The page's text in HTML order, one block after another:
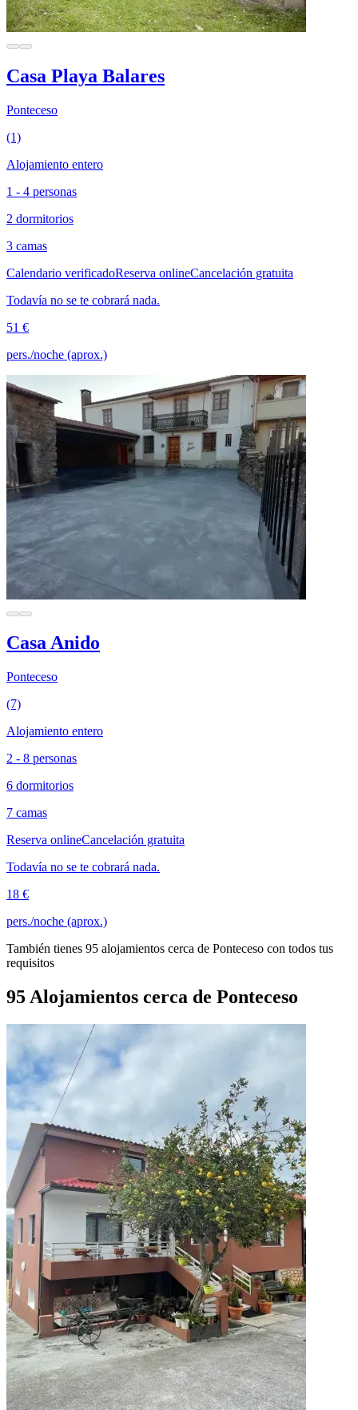
Casa Playa Balares
Ponteceso
(1)
Alojamiento entero
1 - 4 personas
2 dormitorios
3 camas
Calendario verificadoReserva onlineCancelación gratuita
Todavía no se te cobrará nada.
51 €
pers./noche (aprox.)
Casa Anido
Ponteceso
(7)
Alojamiento entero
2 - 8 personas
6 dormitorios
7 camas
Reserva onlineCancelación gratuita
Todavía no se te cobrará nada.
18 €
pers./noche (aprox.)
También tienes 95 alojamientos cerca de Ponteceso con todos tus
requisitos
95 Alojamientos cerca de Ponteceso